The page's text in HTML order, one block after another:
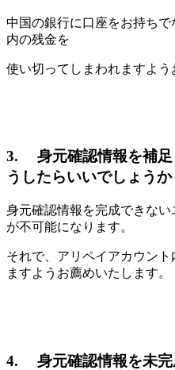
中国の銀行に口座をお持ち
内の残金を
使い切ってしまわれますよう
3. 身元確認情報を補足
うしたらいいでしょうか
身元確認情報を完成できな
が不可能になります。
それで、アリペイアカウン
ますようお薦めいたします。
4. 身元確認情報を未完